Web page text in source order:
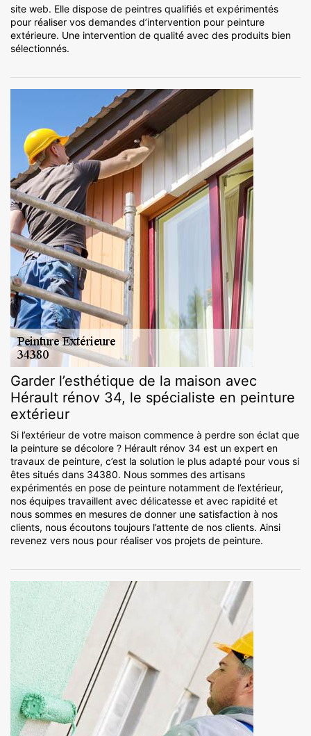
site web. Elle dispose de peintres qualifiés et expérimentés
pour réaliser vos demandes d’intervention pour peinture
extérieure. Une intervention de qualité avec des produits bien
sélectionnés.
Garder l’esthétique de la maison avec
Hérault rénov 34, le spécialiste en peinture
extérieur
Si l’extérieur de votre maison commence à perdre son éclat que
la peinture se décolore ? Hérault rénov 34 est un expert en
travaux de peinture, c’est la solution le plus adapté pour vous si
êtes situés dans 34380. Nous sommes des artisans
expérimentés en pose de peinture notamment de l’extérieur,
nos équipes travaillent avec délicatesse et avec rapidité et
nous sommes en mesures de donner une satisfaction à nos
clients, nous écoutons toujours l’attente de nos clients. Ainsi
revenez vers nous pour réaliser vos projets de peinture.